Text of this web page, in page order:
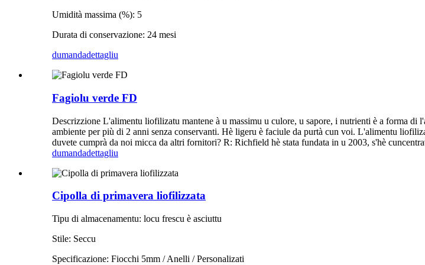
Umidità massima (%): 5
Durata di conservazione: 24 mesi
dumandadettagliu
Fagiolu verde FD
Descrizzione L'alimentu liofilizatu mantene à u massimu u culore, u sapore, i nutrienti è a forma
ambiente per più di 2 anni senza conservanti. Hè ligeru è faciule da purtà cun voi. L'alimentu
duvete cumprà da noi micca da altri fornitori? R: Richfield hè stata fundata in u 2003, s'hè
dumandadettagliu
Cipolla di primavera liofilizzata
Tipu di almacenamentu: locu frescu è asciuttu
Stile: Seccu
Specificazione: Fiocchi 5mm / Anelli / Personalizati